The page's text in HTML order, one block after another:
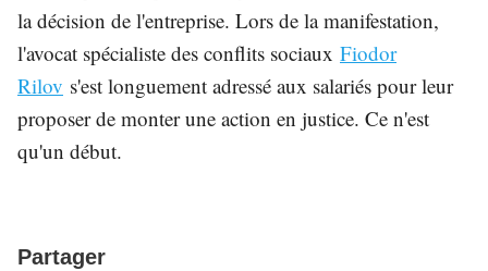
la décision de l'entreprise. Lors de la manifestation,
l'avocat spécialiste des conflits sociaux Fiodor
Rilov s'est longuement adressé aux salariés pour leur
proposer de monter une action en justice. Ce n'est
qu'un début.
Partager